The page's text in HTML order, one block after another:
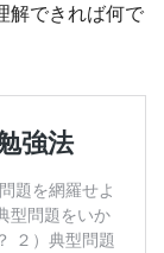
解できれば何で